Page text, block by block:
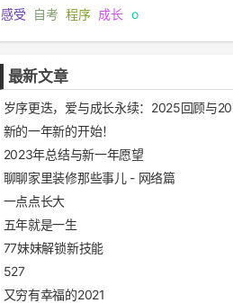
感受 自考 程序 成长 o
最新文章
岁序更迭，爱与成长永续：2025回顾与
新的一年新的开始！
2023年总结与新一年愿望
聊聊家里装修那些事儿 - 网络篇
一点点长大
五年就是一生
77妹妹解锁新技能
527
又穷有幸福的2021